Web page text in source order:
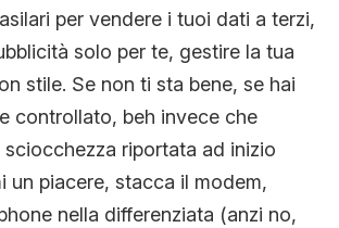
per vendere i tuoi dati a terzi,
solo per te, gestire la tua
stile. Se non ti sta bene, se hai
controllato, beh invece che
sciocchezza riportata ad inizio
un piacere, stacca il modem,
nella differenziata (anzi no,